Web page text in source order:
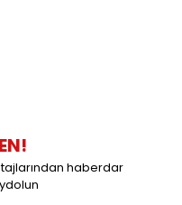
haberdar